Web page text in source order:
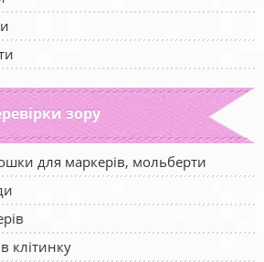
зору
для маркерів, мольберти
клітинку